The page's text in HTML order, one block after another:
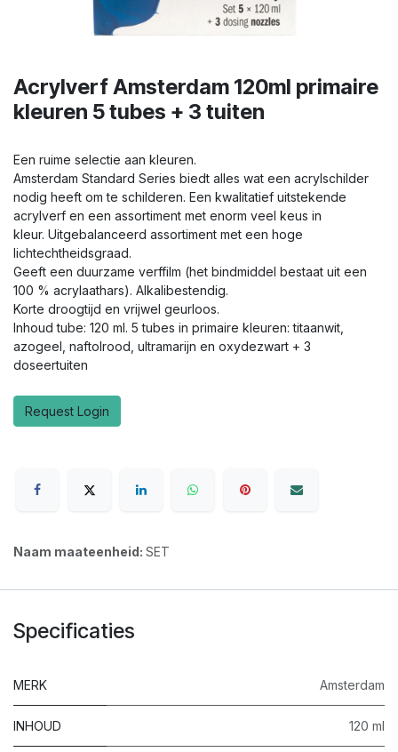
Acrylverf Amsterdam 120ml primaire
kleuren 5 tubes + 3 tuiten
Een ruime selectie aan kleuren.
Amsterdam Standard Series biedt alles wat een acrylschilder
nodig heeft om te schilderen. Een kwalitatief uitstekende
acrylverf en een assortiment met enorm veel keus in
kleur. Uitgebalanceerd assortiment met een hoge
lichtechtheidsgraad.
Geeft een duurzame verffilm (het bindmiddel bestaat uit een
100 % acrylaathars). Alkalibestendig.
Korte droogtijd en vrijwel geurloos.
Inhoud tube: 120 ml. 5 tubes in primaire kleuren: titaanwit,
azogeel, naftolrood, ultramarijn en oxydezwart + 3
doseertuiten
Request Login
Naam maateenheid: SET
Specificaties
MERK Amsterdam
INHOUD 120 ml